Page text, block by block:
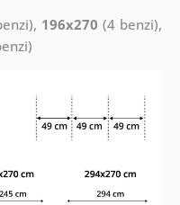
196x270 (4 benzi),